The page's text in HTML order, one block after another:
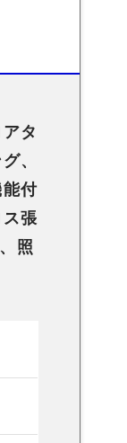
タ
、
付
張
照